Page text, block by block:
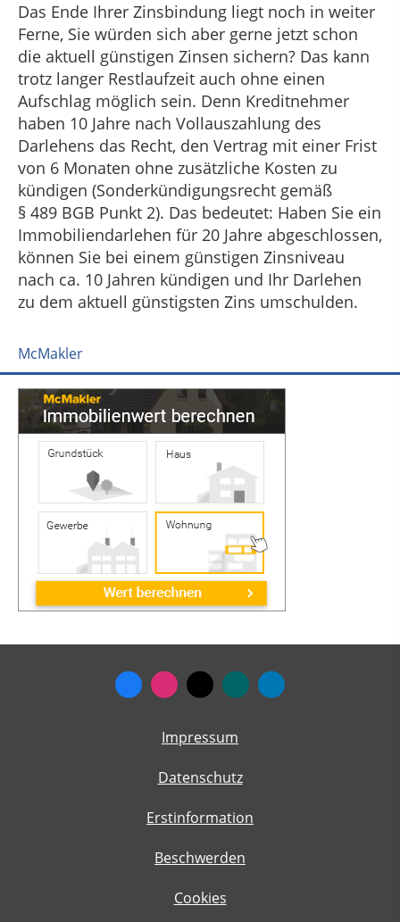
Das Ende Ihrer Zinsbindung liegt noch in weiter
Ferne, Sie würden sich aber gerne jetzt schon
die aktuell günstigen Zinsen sichern? Das kann
trotz langer Restlaufzeit auch ohne einen
Aufschlag möglich sein. Denn Kreditnehmer
haben 10 Jahre nach Vollauszahlung des
Darlehens das Recht, den Vertrag mit einer Frist
von 6 Monaten ohne zusätzliche Kosten zu
kündigen (Sonderkündigungsrecht gemäß
§ 489 BGB Punkt 2). Das bedeutet: Haben Sie ein
Immobiliendarlehen für 20 Jahre abgeschlossen,
können Sie bei einem günstigen Zinsniveau
nach ca. 10 Jahren kündigen und Ihr Darlehen
zu dem aktuell günstigsten Zins umschulden.
McMakler
Impressum
Datenschutz
Erstinformation
Beschwerden
Cookies